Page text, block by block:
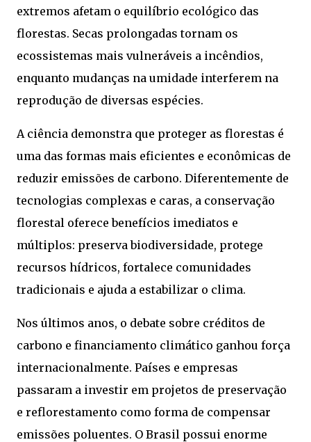
extremos afetam o equilíbrio ecológico das
florestas. Secas prolongadas tornam os
ecossistemas mais vulneráveis a incêndios,
enquanto mudanças na umidade interferem na
reprodução de diversas espécies.
A ciência demonstra que proteger as florestas é
uma das formas mais eficientes e econômicas de
reduzir emissões de carbono. Diferentemente de
tecnologias complexas e caras, a conservação
florestal oferece benefícios imediatos e
múltiplos: preserva biodiversidade, protege
recursos hídricos, fortalece comunidades
tradicionais e ajuda a estabilizar o clima.
Nos últimos anos, o debate sobre créditos de
carbono e financiamento climático ganhou força
internacionalmente. Países e empresas
passaram a investir em projetos de preservação
e reflorestamento como forma de compensar
emissões poluentes. O Brasil possui enorme